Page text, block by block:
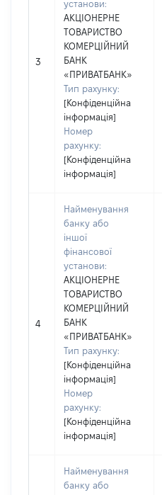
3
установи:
АКЦІОНЕРНЕ
ТОВАРИСТВО
КОМЕРЦІЙНИЙ
БАНК
«ПРИВАТБАНК»
Тип рахунку:
[Конфіденційна
інформація]
Номер
рахунку:
[Конфіденційна
інформація]
4
Найменування
банку або
іншої
фінансової
установи:
АКЦІОНЕРНЕ
ТОВАРИСТВО
КОМЕРЦІЙНИЙ
БАНК
«ПРИВАТБАНК»
Тип рахунку:
[Конфіденційна
інформація]
Номер
рахунку:
[Конфіденційна
інформація]
Найменування
банку або